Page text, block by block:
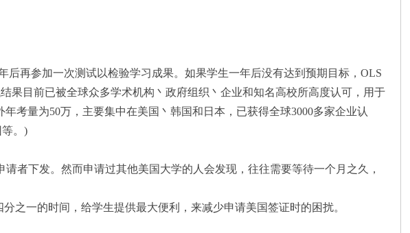
再参加一次测试以检验学习成果。如果学生一年后没有达到预期目标，OLS
果目前已被全球众多学术机构丶政府组织丶企业和知名高校所高度认可，用于
考量为50万，主要集中在美国丶韩国和日本，已获得全球3000多家企业认
。)
者下发。然而申请过其他美国大学的人会发现，往往需要等待一个月之久，
之一的时间，给学生提供最大便利，来减少申请美国签证时的困扰。